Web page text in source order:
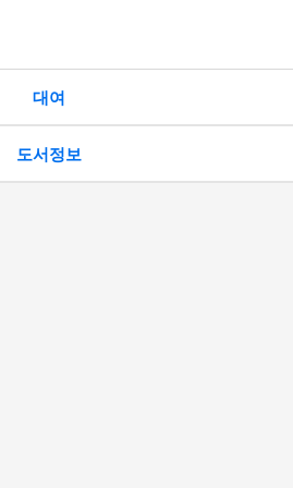
대여
도서정보